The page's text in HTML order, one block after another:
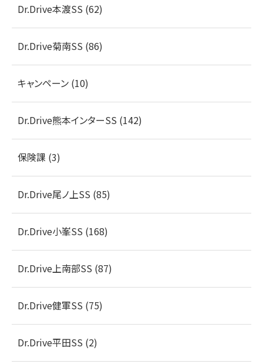
Dr.Drive本渡SS (62)
Dr.Drive菊南SS (86)
キャンペーン (10)
Dr.Drive熊本インターSS (142)
保険課 (3)
Dr.Drive尾ノ上SS (85)
Dr.Drive小峯SS (168)
Dr.Drive上南部SS (87)
Dr.Drive健軍SS (75)
Dr.Drive平田SS (2)